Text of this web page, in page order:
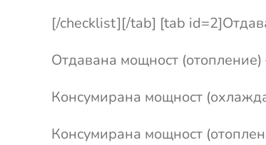
[/checklist][/tab] [tab
Отдавана мощност
Консумирана мощност
Консумирана мощност